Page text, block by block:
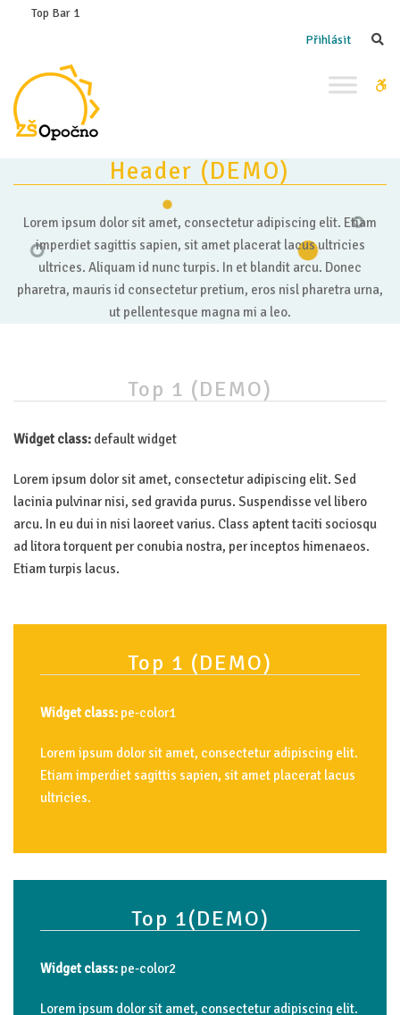
Right
area
Top Bar 1
Přihlásit
Header (DEMO)
Lorem ipsum dolor sit amet, consectetur adipiscing elit. Etiam
imperdiet sagittis sapien, sit amet placerat lacus ultricies
ultrices. Aliquam id nunc turpis. In et blandit arcu. Donec
pharetra, mauris id consectetur pretium, eros nisl pharetra urna,
ut pellentesque magna mi a leo.
Top 1 (DEMO)
Widget class: default widget
Lorem ipsum dolor sit amet, consectetur adipiscing elit. Sed
lacinia pulvinar nisi, sed gravida purus. Suspendisse vel libero
arcu. In eu dui in nisi laoreet varius. Class aptent taciti sociosqu
ad litora torquent per conubia nostra, per inceptos himenaeos.
Etiam turpis lacus.
Top 1 (DEMO)
Widget class: pe-color1
Lorem ipsum dolor sit amet, consectetur adipiscing elit.
Etiam imperdiet sagittis sapien, sit amet placerat lacus
ultricies.
Top 1(DEMO)
Widget class: pe-color2
Lorem ipsum dolor sit amet, consectetur adipiscing elit.